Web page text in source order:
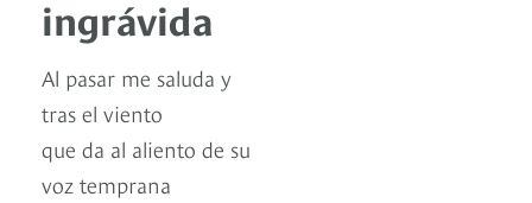
ingrávida
Al pasar me saluda y
tras el viento
que da al aliento de su
voz temprana